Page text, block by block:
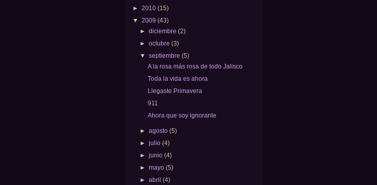
► 2010 (15)
▼ 2009 (43)
►diciembre(2)
►octubre(3)
▼septiembre(5)
A la rosa más rosa de todo Jalisco
Toda la vida es ahora
Llegaste Primavera
911
Ahora que soy ignorante
►agosto(5)
►julio(4)
►junio(4)
►mayo(5)
►abril(4)